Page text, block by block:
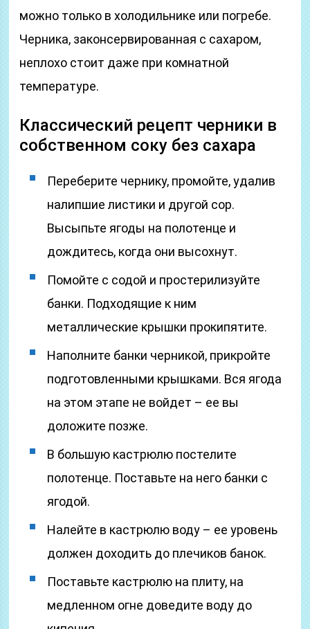
можно только в холодильнике или погребе.
Черника, законсервированная с сахаром,
неплохо стоит даже при комнатной
температуре.
Классический рецепт черники в
собственном соку без сахара
Переберите чернику, промойте, удалив
налипшие листики и другой сор.
Высыпьте ягоды на полотенце и
дождитесь, когда они высохнут.
Помойте с содой и простерилизуйте
банки. Подходящие к ним
металлические крышки прокипятите.
Наполните банки черникой, прикройте
подготовленными крышками. Вся ягода
на этом этапе не войдет – ее вы
доложите позже.
В большую кастрюлю постелите
полотенце. Поставьте на него банки с
ягодой.
Налейте в кастрюлю воду – ее уровень
должен доходить до плечиков банок.
Поставьте кастрюлю на плиту, на
медленном огне доведите воду до